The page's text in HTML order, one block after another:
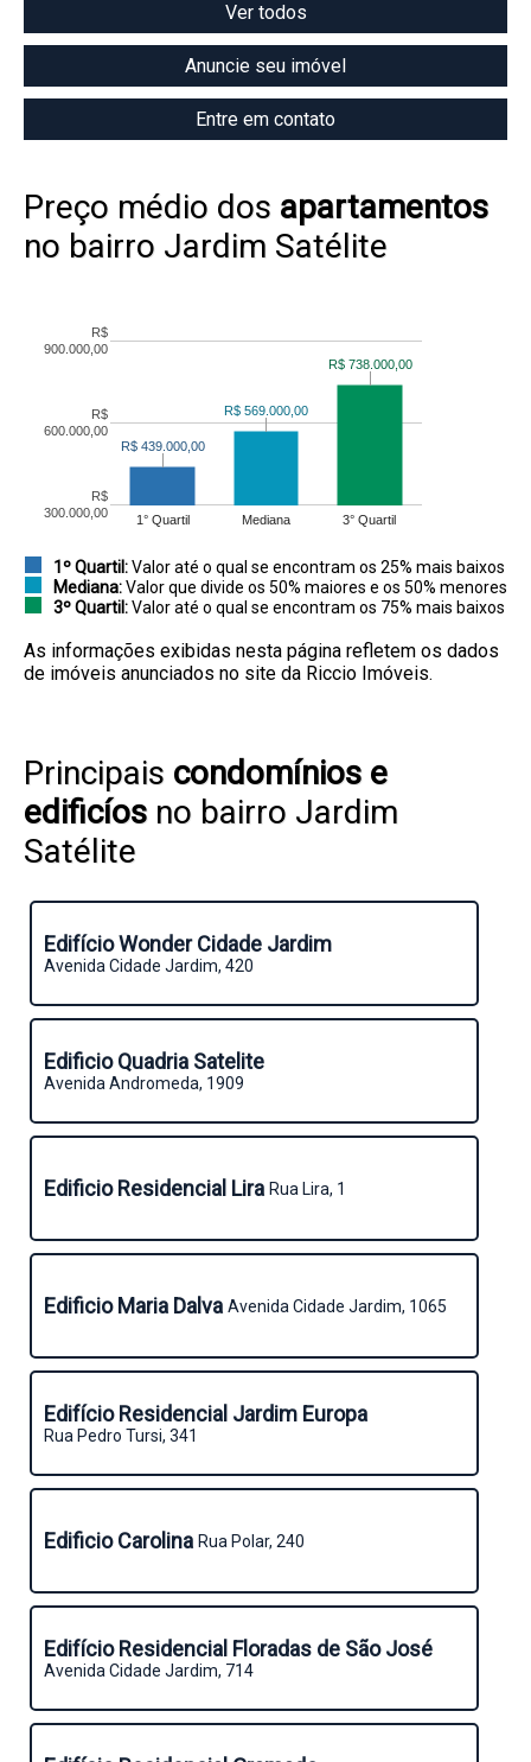
Ver todos
Anuncie seu imóvel
Entre em contato
Preço médio dos apartamentos
no bairro Jardim Satélite
1° Quartil Mediana 3° Quartil
R$
300.000,00
R$
600.000,00
R$
900.000,00
R$ 439.000,00
R$ 439.000,00
R$ 569.000,00
R$ 569.000,00
R$ 738.000,00
R$ 738.000,00
1º Quartil:Valor até o qual se encontram os 25% mais baixos
Mediana:Valor que divide os 50% maiores e os 50% menores
3º Quartil:Valor até o qual se encontram os 75% mais baixos
As informações exibidas nesta página refletem os dados
de imóveis anunciados no site da Riccio Imóveis.
Principais condomínios e
edificíos no bairro Jardim
Satélite
Edifício Wonder Cidade Jardim
Avenida Cidade Jardim, 420
Edificio Quadria Satelite
Avenida Andromeda, 1909
Edificio Residencial Lira Rua Lira, 1
Edificio Maria Dalva Avenida Cidade Jardim, 1065
Edifício Residencial Jardim Europa
Rua Pedro Tursi, 341
Edificio Carolina Rua Polar, 240
Edifício Residencial Floradas de São José
Avenida Cidade Jardim, 714